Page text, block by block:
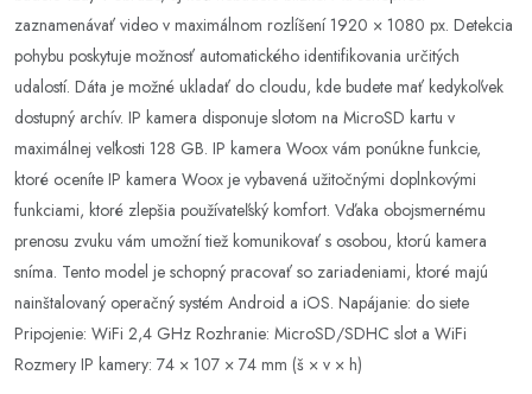
zaznamenávať video v maximálnom rozlíšení 1920 × 1080 px. Detekcia
pohybu poskytuje možnosť automatického identifikovania určitých
udalostí. Dáta je možné ukladať do cloudu, kde budete mať kedykoľvek
dostupný archív. IP kamera disponuje slotom na MicroSD kartu v
maximálnej veľkosti 128 GB. IP kamera Woox vám ponúkne funkcie,
ktoré oceníte IP kamera Woox je vybavená užitočnými doplnkovými
funkciami, ktoré zlepšia používateľský komfort. Vďaka obojsmernému
prenosu zvuku vám umožní tiež komunikovať s osobou, ktorú kamera
sníma. Tento model je schopný pracovať so zariadeniami, ktoré majú
nainštalovaný operačný systém Android a iOS. Napájanie: do siete
Pripojenie: WiFi 2,4 GHz Rozhranie: MicroSD/SDHC slot a WiFi
Rozmery IP kamery: 74 × 107 × 74 mm (š × v × h)